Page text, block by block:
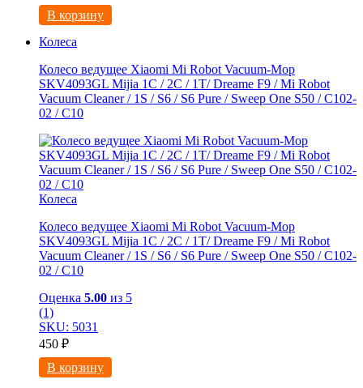
В корзину
Колеса
Колесо ведущее Xiaomi Mi Robot Vacuum-Mop
SKV4093GL Mijia 1C / 2C / 1T/ Dreame F9 / Mi Robot
Vacuum Cleaner / 1S / S6 / S6 Pure / Sweep One S50 / C102-
02 / С10
Колеса
Колесо ведущее Xiaomi Mi Robot Vacuum-Mop
SKV4093GL Mijia 1C / 2C / 1T/ Dreame F9 / Mi Robot
Vacuum Cleaner / 1S / S6 / S6 Pure / Sweep One S50 / C102-
02 / С10
Оценка 5.00 из 5
(1)
SKU: 5031
450 ₽
В корзину